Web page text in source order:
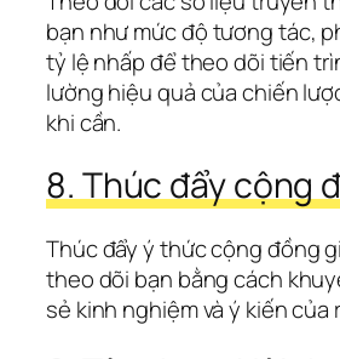
bạn như mức độ tương tác,
tỷ lệ nhấp để theo dõi tiến
lường hiệu quả của chiến
khi cần.
8. Thúc đẩy cộng
Thúc đẩy ý thức cộng đồng
theo dõi bạn bằng cách
sẻ kinh nghiệm và ý kiến của